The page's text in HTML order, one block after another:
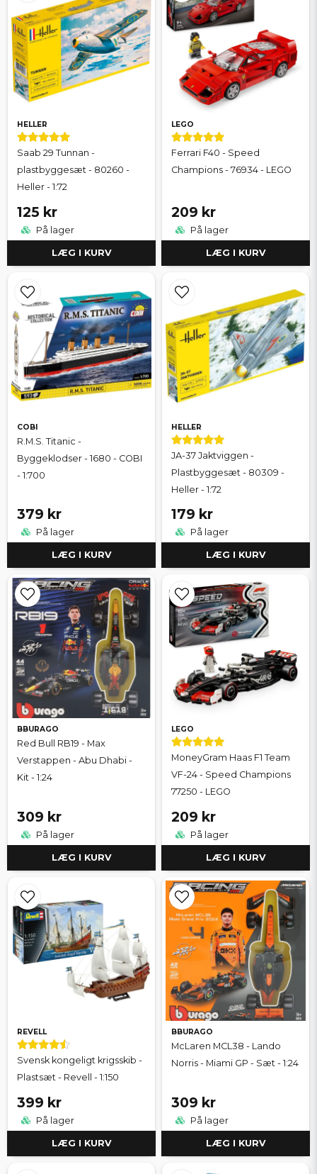
HELLER
Saab 29 Tunnan -
plastbyggesæt - 80260 -
Heller - 1:72
125 kr
På lager
LÆG I KURV
LEGO
Ferrari F40 - Speed
Champions - 76934 - LEGO
209 kr
På lager
LÆG I KURV
COBI
R.M.S. Titanic -
Byggeklodser - 1680 - COBI
- 1:700
379 kr
På lager
LÆG I KURV
HELLER
JA-37 Jaktviggen -
Plastbyggesæt - 80309 -
Heller - 1:72
179 kr
På lager
LÆG I KURV
BBURAGO
Red Bull RB19 - Max
Verstappen - Abu Dhabi -
Kit - 1:24
309 kr
På lager
LÆG I KURV
LEGO
MoneyGram Haas F1 Team
VF-24 - Speed Champions
77250 - LEGO
209 kr
På lager
LÆG I KURV
REVELL
Svensk kongeligt krigsskib -
Plastsæt - Revell - 1:150
399 kr
På lager
LÆG I KURV
BBURAGO
McLaren MCL38 - Lando
Norris - Miami GP - Sæt - 1:24
309 kr
På lager
LÆG I KURV